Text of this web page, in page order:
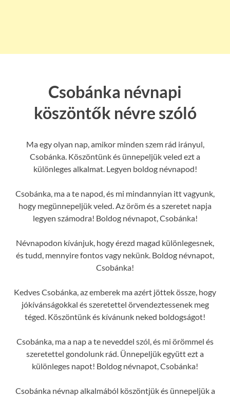
Csobánka névnapi
köszöntők névre szóló
Ma egy olyan nap, amikor minden szem rád irányul,
Csobánka. Köszöntünk és ünnepeljük veled ezt a
különleges alkalmat. Legyen boldog névnapod!
Csobánka, ma a te napod, és mi mindannyian itt vagyunk,
hogy megünnepeljük veled. Az öröm és a szeretet napja
legyen számodra! Boldog névnapot, Csobánka!
Névnapodon kívánjuk, hogy érezd magad különlegesnek,
és tudd, mennyire fontos vagy nekünk. Boldog névnapot,
Csobánka!
Kedves Csobánka, az emberek ma azért jöttek össze, hogy
jókívánságokkal és szeretettel örvendeztessenek meg
téged. Köszöntünk és kívánunk neked boldogságot!
Csobánka, ma a nap a te neveddel szól, és mi örömmel és
szeretettel gondolunk rád. Ünnepeljük együtt ezt a
különleges napot! Boldog névnapot, Csobánka!
Csobánka névnap alkalmából köszöntjük és ünnepeljük a